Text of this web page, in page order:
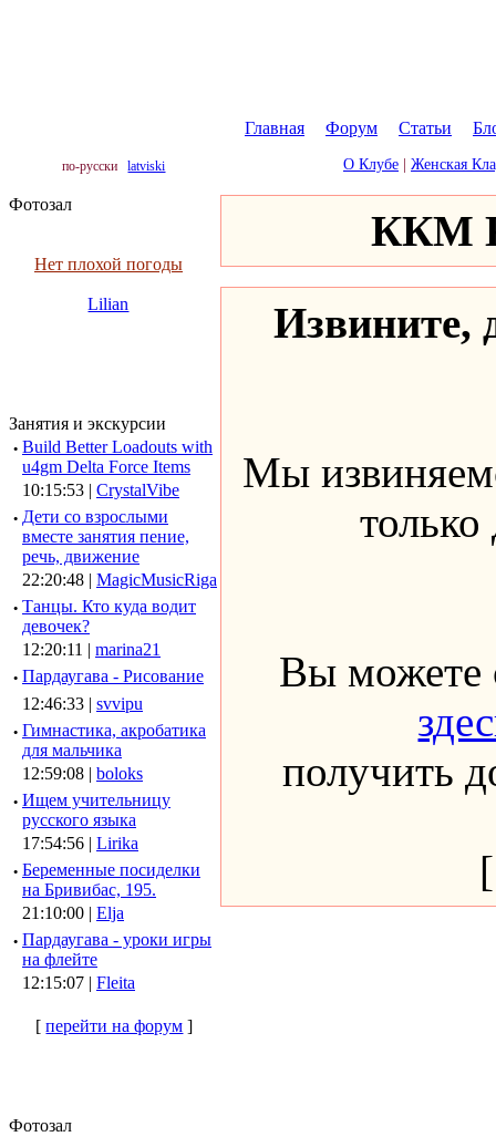
Главная Форум Статьи
по-русски latviski О Клубе Женская
Фотозал
Нет плохой погоды
Lilian
Занятия и экскурсии
· Build Better Loadouts with
u4gm Delta Force Items
10:15:53 | CrystalVibe
· Дети со взрослыми
вместе занятия пение,
речь, движение
22:20:48 | MagicMusicRiga
· Танцы. Кто куда водит
девочек?
12:20:11 | marina21
· Пардаугава - Рисование
12:46:33 | svvipu
· Гимнастика, акробатика
для мальчика
12:59:08 | boloks
· Ищем учительницу
русского языка
17:54:56 | Lirika
· Беременные посиделки
на Бривибас, 195.
21:10:00 | Elja
· Пардаугава - уроки игры
на флейте
12:15:07 | Fleita
[перейти на форум ]
Фотозал
ККМ
Извините,
Мы
Вы можете
получить